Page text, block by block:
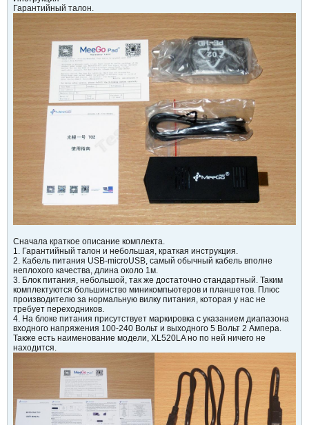
Гарантийный талон.
Сначала краткое описание комплекта.
1. Гарантийный талон и небольшая, краткая инструкция.
2. Кабель питания USB-microUSB, самый обычный кабель вполне
неплохого качества, длина около 1м.
3. Блок питания, небольшой, так же достаточно стандартный. Таким
комплектуются большинство миникомпьютеров и планшетов. Плюс
производителю за нормальную вилку питания, которая у нас не
требует переходников.
4. На блоке питания присутствует маркировка с указанием диапазона
входного напряжения 100-240 Вольт и выходного 5 Вольт 2 Ампера.
Также есть наименование модели, XL520LA но по ней ничего не
находится.